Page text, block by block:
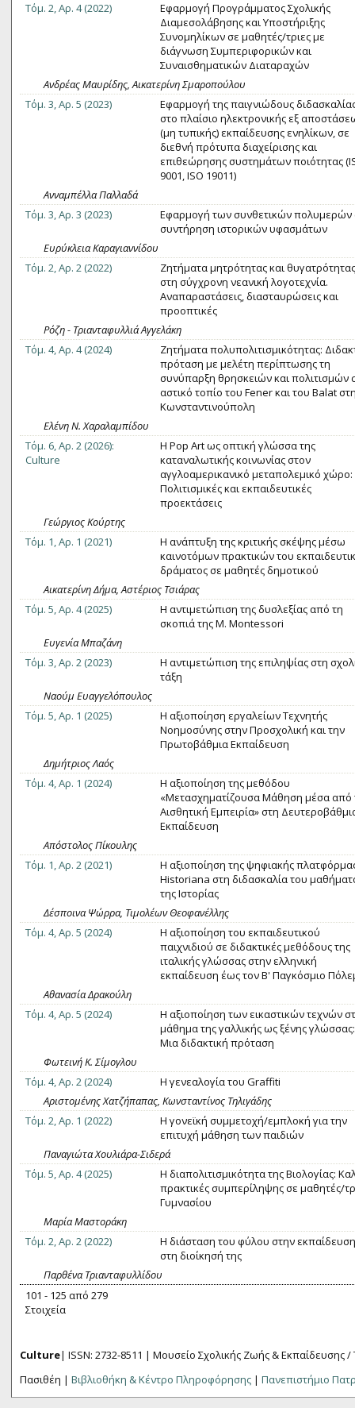
Τόμ. 2, Αρ. 4 (2022)
Εφαρμογή Προγράμματος Σχολικής
Διαμεσολάβησης και Υποστήριξης
Συνομηλίκων σε μαθητές/τριες με
διάγνωση Συμπεριφορικών και
Συναισθηματικών Διαταραχών
Ανδρέας Μαυρίδης, Αικατερίνη Σμαροπούλου
Τόμ. 3, Αρ. 5 (2023)
Εφαρμογή της παιγνιώδους
στο πλαίσιο ηλεκτρονικής εξ
(μη τυπικής) εκπαίδευσης ενηλίκων, σε
διεθνή πρότυπα διαχείρισης και
επιθεώρησης συστημάτων ποιότητας
9001, ISO 19011)
Ανναμπέλλα Παλλαδά
Τόμ. 3, Αρ. 3 (2023)
Εφαρμογή των συνθετικών πολυμερών
συντήρηση ιστορικών υφασμάτων
Ευρύκλεια Καραγιαννίδου
Τόμ. 2, Αρ. 2 (2022)
Ζητήματα μητρότητας και θυγατρότητας
στη σύγχρονη νεανική λογοτεχνία.
Αναπαραστάσεις, διασταυρώσεις και
προοπτικές
Ρόζη - Τριανταφυλλιά Αγγελάκη
Τόμ. 4, Αρ. 4 (2024)
Ζητήματα πολυπολιτισμικότητας:
πρόταση με μελέτη περίπτωσης τη
συνύπαρξη θρησκειών και πολιτισμών
αστικό τοπίο του Fener και του Balat
Κωνσταντινούπολη
Ελένη Ν. Χαραλαμπίδου
Τόμ. 6, Αρ. 2 (2026):
Culture
Η Pop Art ως οπτική γλώσσα της
καταναλωτικής κοινωνίας στον
αγγλοαμερικανικό μεταπολεμικό χώρο:
Πολιτισμικές και εκπαιδευτικές
προεκτάσεις
Γεώργιος Κούρτης
Τόμ. 1, Αρ. 1 (2021)
Η ανάπτυξη της κριτικής σκέψης μέσω
καινοτόμων πρακτικών του
δράματος σε μαθητές δημοτικού
Αικατερίνη Δήμα, Αστέριος Τσιάρας
Τόμ. 5, Αρ. 4 (2025)
Η αντιμετώπιση της δυσλεξίας από τη
σκοπιά της M. Montessori
Ευγενία Μπαζάνη
Τόμ. 3, Αρ. 2 (2023)
Η αντιμετώπιση της επιληψίας στη
τάξη
Ναούμ Ευαγγελόπουλος
Τόμ. 5, Αρ. 1 (2025)
Η αξιοποίηση εργαλείων Τεχνητής
Νοημοσύνης στην Προσχολική και την
Πρωτοβάθμια Εκπαίδευση
Δημήτριος Λαός
Τόμ. 4, Αρ. 1 (2024)
Η αξιοποίηση της μεθόδου
«Μετασχηματίζουσα Μάθηση μέσα από
Αισθητική Εμπειρία» στη
Εκπαίδευση
Απόστολος Πίκουλης
Τόμ. 1, Αρ. 2 (2021)
Η αξιοποίηση της ψηφιακής
Historiana στη διδασκαλία του
της Ιστορίας
Δέσποινα Ψώρρα, Τιμολέων Θεοφανέλλης
Τόμ. 4, Αρ. 5 (2024)
Η αξιοποίηση του εκπαιδευτικού
παιχνιδιού σε διδακτικές μεθόδους της
ιταλικής γλώσσας στην ελληνική
εκπαίδευση έως τον Β' Παγκόσμιο
Αθανασία Δρακούλη
Τόμ. 4, Αρ. 5 (2024)
Η αξιοποίηση των εικαστικών τεχνών
μάθημα της γαλλικής ως ξένης γλώσσας:
Μια διδακτική πρόταση
Φωτεινή Κ. Σίμογλου
Τόμ. 4, Αρ. 2 (2024)
Η γενεαλογία του Graffiti
Αριστομένης Χατζήπαπας, Κωνσταντίνος Τηλιγάδης
Τόμ. 2, Αρ. 1 (2022)
Η γονεϊκή συμμετοχή/εμπλοκή για την
επιτυχή μάθηση των παιδιών
Παναγιώτα Χουλιάρα-Σιδερά
Τόμ. 5, Αρ. 4 (2025)
Η διαπολιτισμικότητα της Βιολογίας:
πρακτικές συμπερίληψης σε μαθητές/
Γυμνασίου
Μαρία Μαστοράκη
Τόμ. 2, Αρ. 2 (2022)
Η διάσταση του φύλου στην
στη διοίκησή της
Παρθένα Τριανταφυλλίδου
101 - 125 από 279
Στοιχεία
Culture| ISSN: 2732-8511 | Μουσείο Σχολικής Ζωής & Εκπαίδευσης
Πασιθέη | Βιβλιοθήκη & Κέντρο Πληροφόρησης | Πανεπιστήμιο